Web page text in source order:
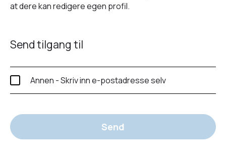
at dere kan redigere egen profil.
Send tilgang til
Annen - Skriv inn e-postadresse selv
Send